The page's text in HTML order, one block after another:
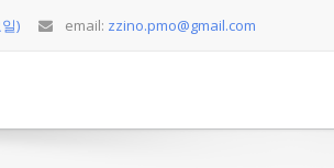
) email: zzino.pmo@gmail.com